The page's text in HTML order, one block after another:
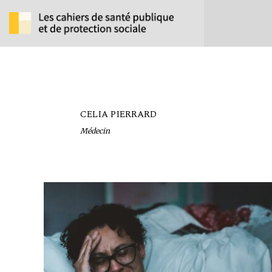
CELIA PIERRARD
Médecin